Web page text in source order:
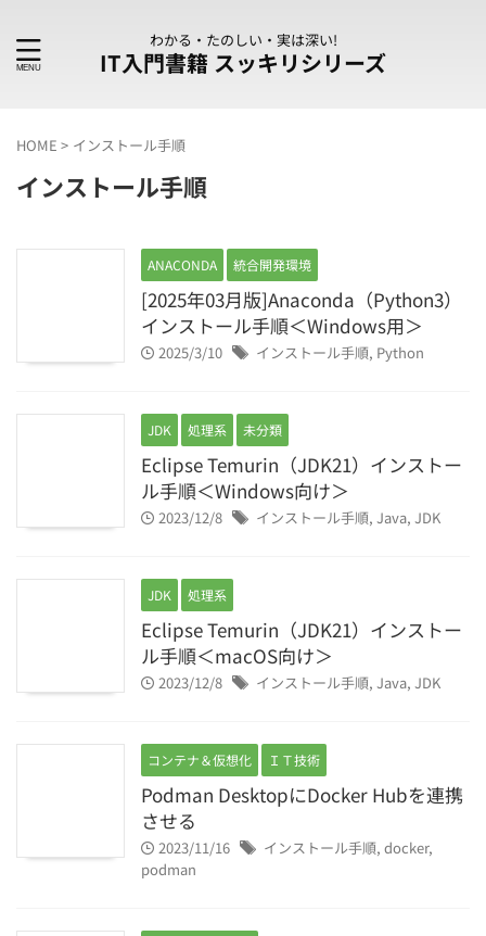
わかる・たのしい・実は深い!
IT入門書籍 スッキリシリーズ
HOME > インストール手順
インストール手順
ANACONDA 統合開発環境
[2025年03月版]Anaconda（Python3）
インストール手順＜Windows用＞
2025/3/10 インストール手順, Python
JDK 処理系 未分類
Eclipse Temurin（JDK21）インストー
ル手順＜Windows向け＞
2023/12/8 インストール手順, Java, JDK
JDK 処理系
Eclipse Temurin（JDK21）インストー
ル手順＜macOS向け＞
2023/12/8 インストール手順, Java, JDK
コンテナ＆仮想化 ＩＴ技術
Podman DesktopにDocker Hubを連携
させる
2023/11/16 インストール手順, docker,
podman